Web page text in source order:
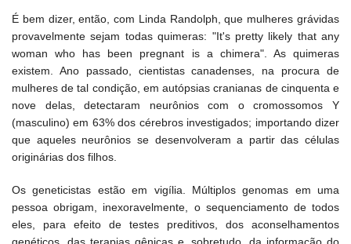
É bem dizer, então, com Linda Randolph, que mulheres grávidas
provavelmente sejam todas quimeras: "It's pretty likely that any
woman who has been pregnant is a chimera". As quimeras
existem. Ano passado, cientistas canadenses, na procura de
mulheres de tal condição, em autópsias cranianas de cinquenta e
nove delas, detectaram neurônios com o cromossomos Y
(masculino) em 63% dos cérebros investigados; importando dizer
que aqueles neurônios se desenvolveram a partir das células
originárias dos filhos.
Os geneticistas estão em vigília. Múltiplos genomas em uma
pessoa obrigam, inexoravelmente, o sequenciamento de todos
eles, para efeito de testes preditivos, dos aconselhamentos